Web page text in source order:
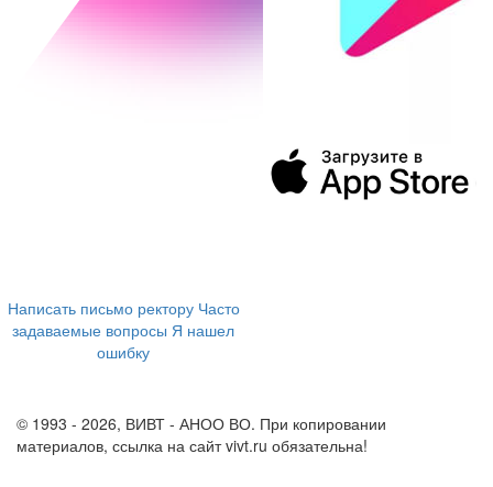
Написать письмо ректору Часто
задаваемые вопросы Я нашел
ошибку
© 1993 - 2026, ВИВТ - АНОО ВО. При копировании
материалов, ссылка на сайт vivt.ru обязательна!